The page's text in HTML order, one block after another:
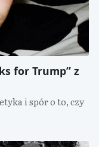
for Trump” z
i spór o to, czy